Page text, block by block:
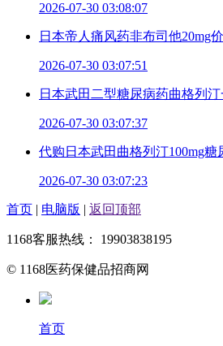
2026-07-30 03:08:07
日本帝人痛风药非布司他20mg
2026-07-30 03:07:51
日本武田二型糖尿病药曲格列
2026-07-30 03:07:37
代购日本武田曲格列汀100mg
2026-07-30 03:07:23
首页 | 电脑版 | 返回顶部
1168客服热线： 19903838195
© 1168医药保健品招商网
首页